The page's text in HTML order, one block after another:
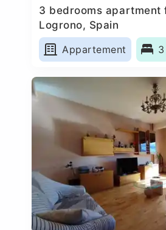
3 bedrooms apartment
Logrono, Spain
Appartement
3